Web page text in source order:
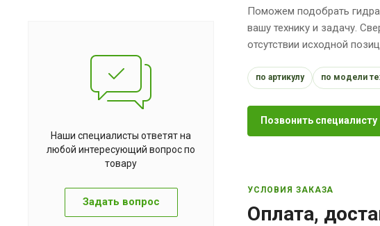
Поможем подобрать
вашу технику и задачу.
отсутствии исходной
по артикулу по модели
Позвонить специалисту
УСЛОВИЯ ЗАКАЗА
Оплата,
Наши специалисты ответят на
любой интересующий вопрос по
товару
Задать вопрос